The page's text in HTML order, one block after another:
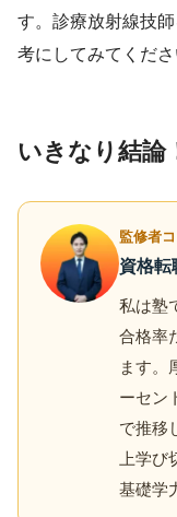
す。診療放射線技
考にしてみてくださ
いきなり結論
監修者
資格転
私は塾
合格率
ます。
ーセン
で推移
上学
基礎学